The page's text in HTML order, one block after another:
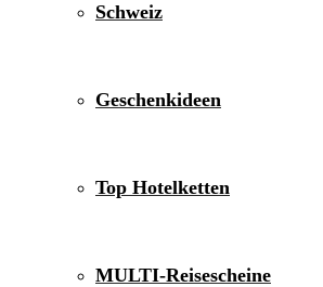
Schweiz
Geschenkideen
Top Hotelketten
MULTI-Reisescheine